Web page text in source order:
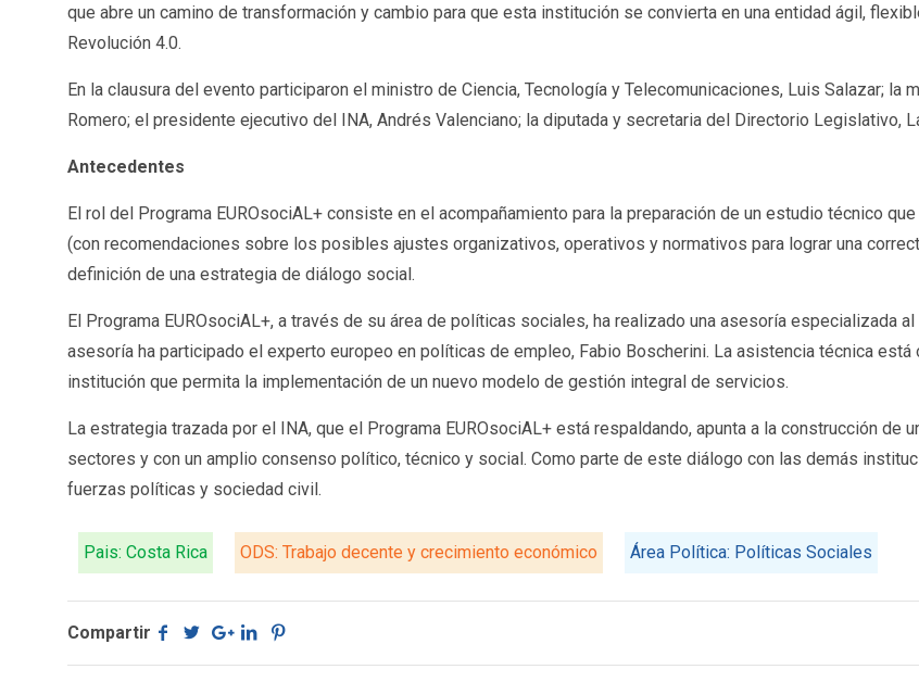
que abre un camino de transformación y cambio para que esta institución se convierta en una entidad ágil,
Revolución 4.0.
En la clausura del evento participaron el ministro de Ciencia, Tecnología y Telecomunicaciones, Luis Salazar; la
Romero; el presidente ejecutivo del INA, Andrés Valenciano; la diputada y secretaria del Directorio Legislativo,
Antecedentes
El rol del Programa EUROsociAL+ consiste en el acompañamiento para la preparación de un estudio técnico
(con recomendaciones sobre los posibles ajustes organizativos, operativos y normativos para lograr una
definición de una estrategia de diálogo social.
El Programa EUROsociAL+, a través de su área de políticas sociales, ha realizado una asesoría especializada
asesoría ha participado el experto europeo en políticas de empleo, Fabio Boscherini. La asistencia técnica
institución que permita la implementación de un nuevo modelo de gestión integral de servicios.
La estrategia trazada por el INA, que el Programa EUROsociAL+ está respaldando, apunta a la construcción
sectores y con un amplio consenso político, técnico y social. Como parte de este diálogo con las demás
fuerzas políticas y sociedad civil.
Pais: Costa Rica ODS: Trabajo decente y crecimiento económico Área Política: Políticas Sociales
Compartir